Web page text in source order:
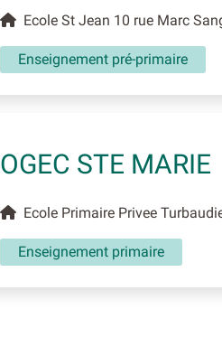
Ecole St Jean 10 rue Marc
Enseignement pré-primaire
OGEC STE MARIE
Ecole Primaire Privee
Enseignement primaire